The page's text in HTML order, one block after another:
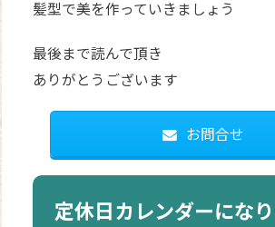
髪型で美を作っていきましょう
最後まで読んで頂き
ありがとうございます
お問合せ
定休日カレンダーにな